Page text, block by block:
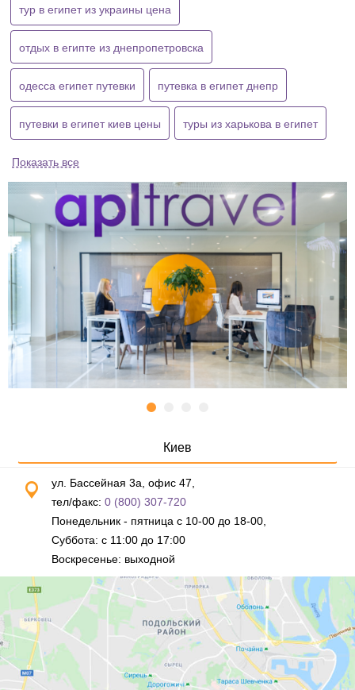
тур в египет из украины цена
отдых в египте из днепропетровска
одесса египет путевки путевка в египет днепр
путевки в египет киев цены туры из харькова в египет
Показать все
Киев
ул. Бассейная 3а, офис 47,
тел/факс: 0 (800) 307-720
Понедельник - пятница с 10-00 до 18-00,
Суббота: с 11:00 до 17:00
Воскресенье: выходной